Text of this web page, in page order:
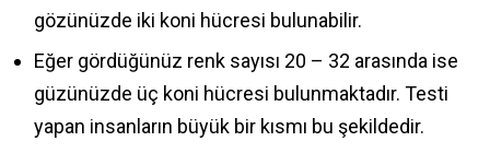
gözünüzde iki koni hücresi bulunabilir.
Eğer gördüğünüz renk sayısı 20 – 32 arasında ise
güzünüzde üç koni hücresi bulunmaktadır. Testi
yapan insanların büyük bir kısmı bu şekildedir.